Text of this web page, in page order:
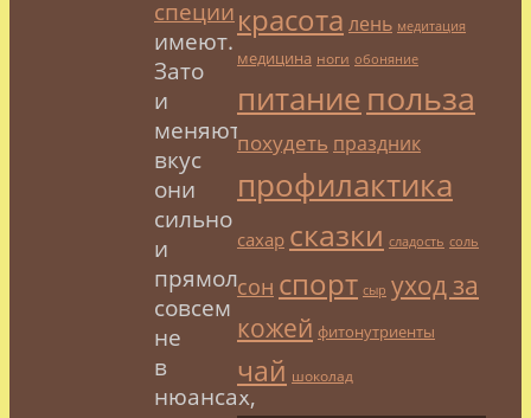
имеют.
Зато
и
меняют
вкус
они
сильно
и
прямолинейно,
совсем
не
в
нюансах,
красота лень медитация
медицина ноги обоняние
питание польза
похудеть праздник
профилактика
сахар сказки сладость соль
сон спорт сыр уход за
кожей фитонутриенты
чай шоколад